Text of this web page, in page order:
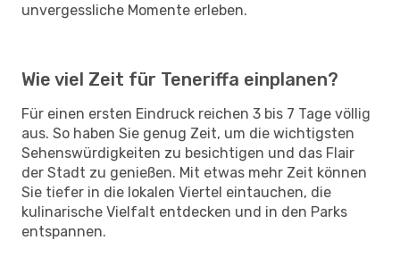
unvergessliche Momente erleben.
Wie viel Zeit für Teneriffa einplanen?
Für einen ersten Eindruck reichen 3 bis 7 Tage völlig
aus. So haben Sie genug Zeit, um die wichtigsten
Sehenswürdigkeiten zu besichtigen und das Flair
der Stadt zu genießen. Mit etwas mehr Zeit können
Sie tiefer in die lokalen Viertel eintauchen, die
kulinarische Vielfalt entdecken und in den Parks
entspannen.